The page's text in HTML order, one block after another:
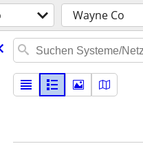
Wayne Co